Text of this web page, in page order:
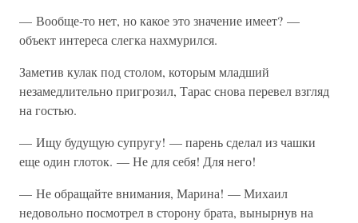
— Вообще-то нет, но какое это значение имеет? —
объект интереса слегка нахмурился.
Заметив кулак под столом, которым младший
незамедлительно пригрозил, Тарас снова перевел взгляд
на гостью.
— Ищу будущую супругу! — парень сделал из чашки
еще один глоток. — Не для себя! Для него!
— Не обращайте внимания, Марина! — Михаил
недовольно посмотрел в сторону брата, вынырнув на